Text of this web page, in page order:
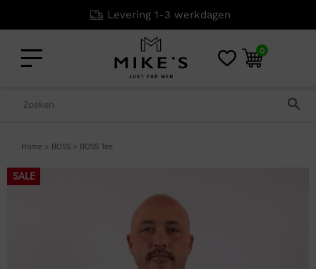
Levering 1-3 werkdagen
0
Home > BOSS > BOSS Tee
SALE